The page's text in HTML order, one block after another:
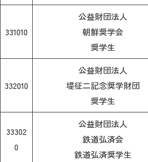
331010
公益財団法人
朝鮮奨学会
奨学生
332010
公益財団法人
堤征二記念奨学財団
奨学生
33302
0
公益財団法人
鉄道弘済会
鉄道弘済奨学生